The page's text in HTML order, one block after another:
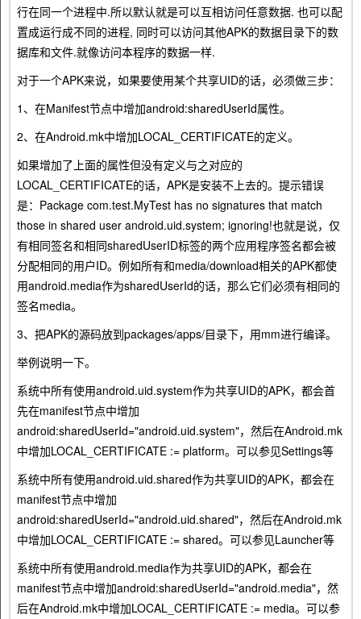
行在同一个进程中.所以默认就是可以互相访问任意数据. 也可以配
置成运行成不同的进程, 同时可以访问其他APK的数据目录下的数
据库和文件.就像访问本程序的数据一样.
对于一个APK来说，如果要使用某个共享UID的话，必须做三步：
1、在Manifest节点中增加android:sharedUserId属性。
2、在Android.mk中增加LOCAL_CERTIFICATE的定义。
如果增加了上面的属性但没有定义与之对应的
LOCAL_CERTIFICATE的话，APK是安装不上去的。提示错误
是：Package com.test.MyTest has no signatures that match
those in shared user android.uid.system; ignoring!也就是说，仅
有相同签名和相同sharedUserID标签的两个应用程序签名都会被
分配相同的用户ID。例如所有和media/download相关的APK都使
用android.media作为sharedUserId的话，那么它们必须有相同的
签名media。
3、把APK的源码放到packages/apps/目录下，用mm进行编译。
举例说明一下。
系统中所有使用android.uid.system作为共享UID的APK，都会首
先在manifest节点中增加
android:sharedUserId="android.uid.system"，然后在Android.mk
中增加LOCAL_CERTIFICATE := platform。可以参见Settings等
系统中所有使用android.uid.shared作为共享UID的APK，都会在
manifest节点中增加
android:sharedUserId="android.uid.shared"，然后在Android.mk
中增加LOCAL_CERTIFICATE := shared。可以参见Launcher等
系统中所有使用android.media作为共享UID的APK，都会在
manifest节点中增加android:sharedUserId="android.media"，然
后在Android.mk中增加LOCAL_CERTIFICATE := media。可以参